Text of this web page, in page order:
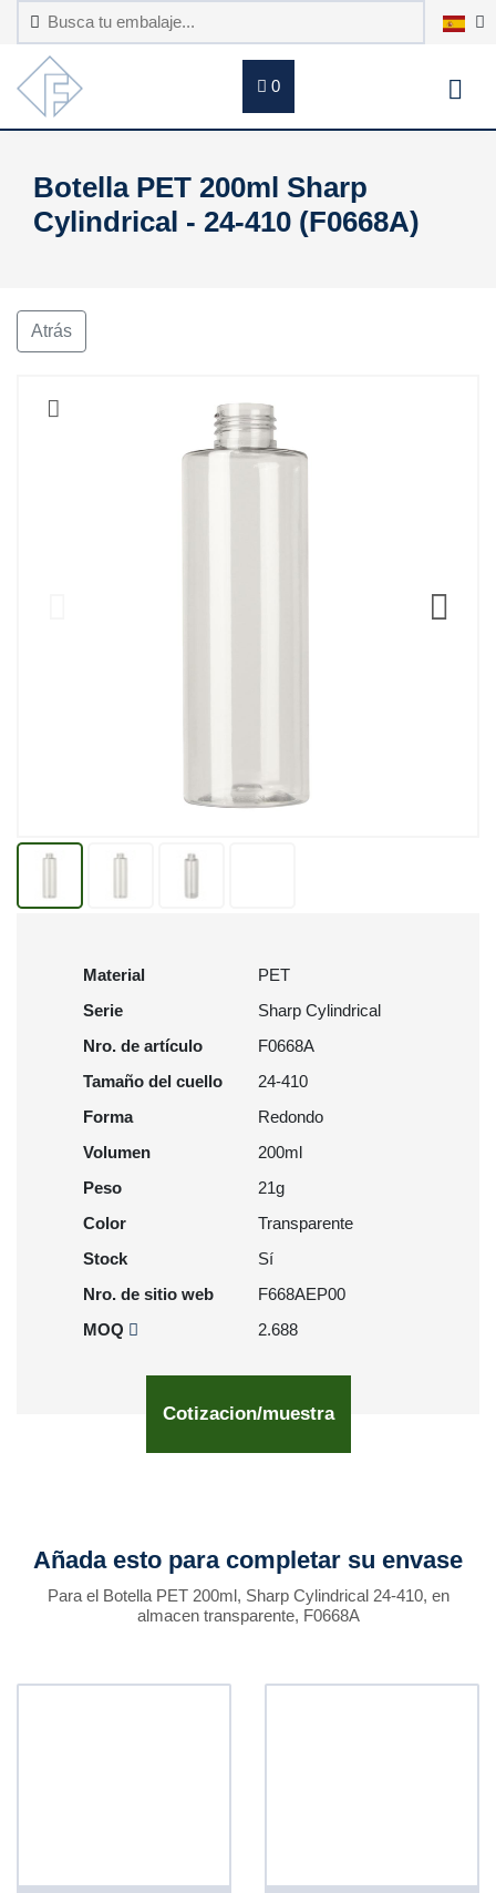
0
Botella PET 200ml Sharp
Cylindrical - 24-410 (F0668A)
Atrás
Material
PET
Serie
Sharp Cylindrical
Nro. de artículo
F0668A
Tamaño del cuello
24-410
Forma
Redondo
Volumen
200ml
Peso
21g
Color
Transparente
Stock
Sí
Nro. de sitio web
F668AEP00
MOQ
2.688
Cotizacion/muestra
Añada esto para completar su envase
Para el Botella PET 200ml, Sharp Cylindrical 24-410, en
almacen transparente, F0668A